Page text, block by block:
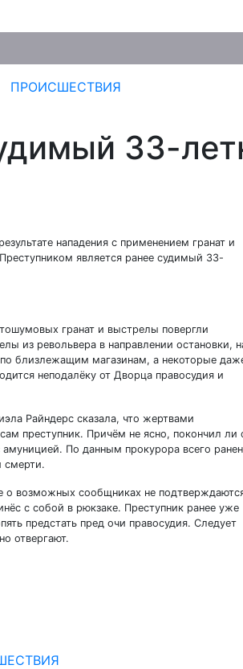
ПРОИСШЕСТВИЯ
33-
нападения с применением гранат и
является ранее судимый 33-
гранат и выстрелы повергли
из револьвера в направлении остановки,
близлежащим магазинам, а некоторые
неподалёку от Дворца правосудия и
Райндерс сказала, что жертвами
преступник. Причём не ясно, покончил ли
По данным прокурора всего
смерти.
о возможных сообщниках не
с собой в рюкзаке. Преступник ранее уже
предстать пред очи правосудия. Следует
отвергают.